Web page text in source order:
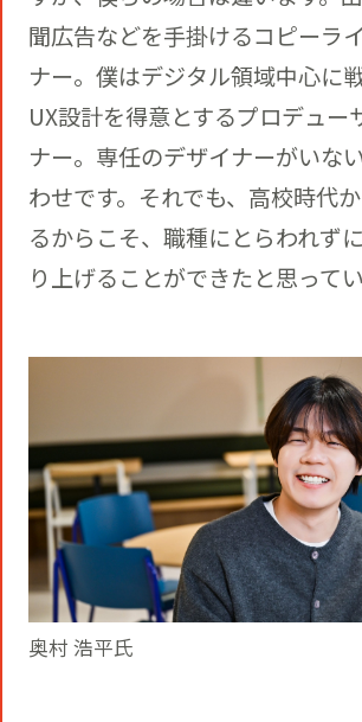
聞広告などを手掛けるコピーラ
ナー。僕はデジタル領域中心に
UX設計を得意とするプロデュー
ナー。専任のデザイナーがいな
わせです。それでも、高校時代
るからこそ、職種にとらわれず
り上げることができたと思ってい
奥村 浩平氏